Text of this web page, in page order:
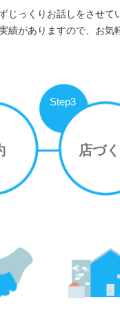
じっくりお話しをさせて
績がありますので、お気
店づ